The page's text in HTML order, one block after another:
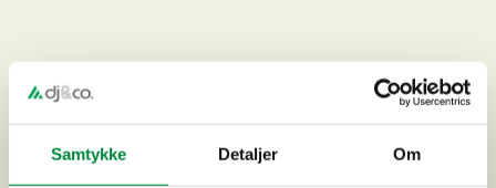
Samtykke Detaljer Om
Supercykelsti Stenløse-Jyllinge